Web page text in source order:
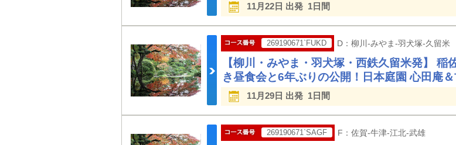
11月22日 出発 1日間
269190671`FUKD D：柳川-みやま-羽犬塚-久留米
【柳川・みやま・羽犬塚・西鉄久留米発】
き昼食会と6年ぶりの公開！日本庭園 心田庵
11月29日 出発 1日間
269190671`SAGF F：佐賀-牛津-江北-武雄